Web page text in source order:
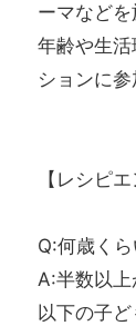
ーマなどを
年齢や生
ションに参
【レシピ
Q:何歳く
A:半数以
以下の子